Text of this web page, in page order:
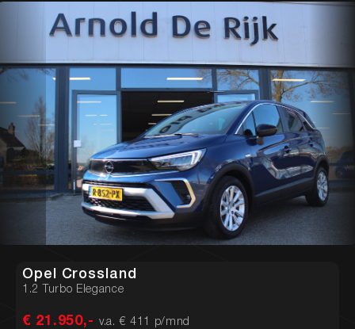
Opel Crossland
1.2 Turbo Elegance
€ 21.950,- v.a. € 411 p/mnd